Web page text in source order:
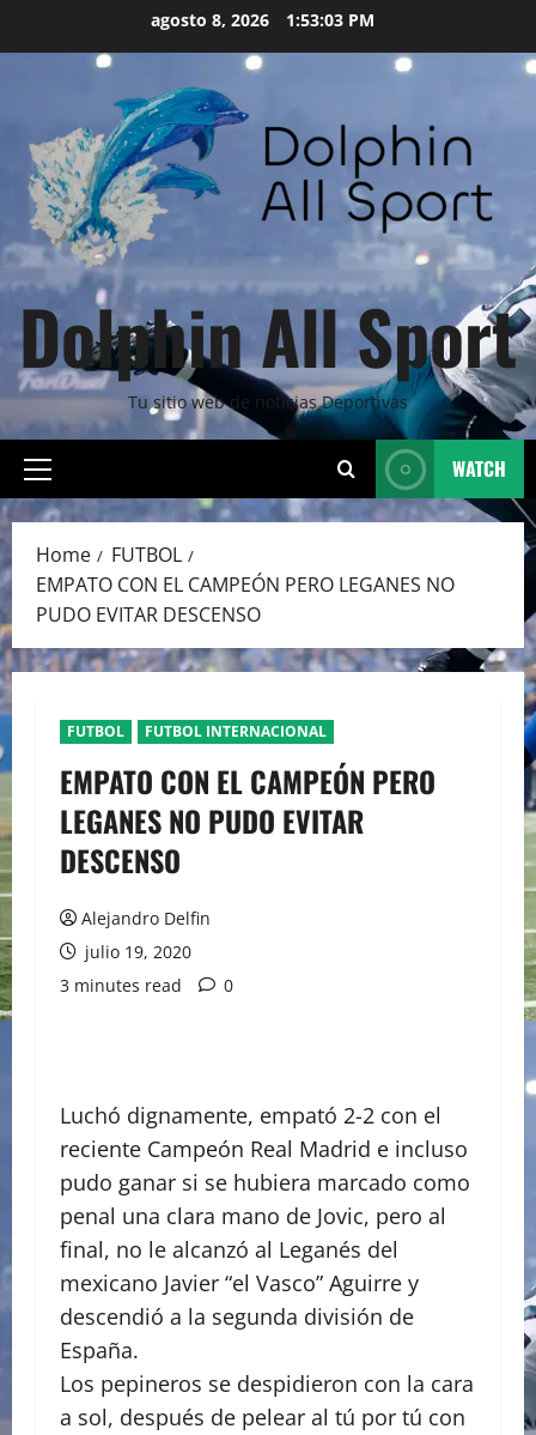
agosto 8, 2026 1:53:05 PM
Dolphin All Sport
Tu sitio web de noticias Deportivas
Primary
Menu
WATCH
Home
FUTBOL
EMPATO CON EL CAMPEÓN PERO LEGANES NO
PUDO EVITAR DESCENSO
FUTBOL FUTBOL INTERNACIONAL
EMPATO CON EL CAMPEÓN PERO
LEGANES NO PUDO EVITAR
DESCENSO
Alejandro Delfin
julio 19, 2020
3 minutes read
0
Luchó dignamente, empató 2-2 con el
reciente Campeón Real Madrid e incluso
pudo ganar si se hubiera marcado como
penal una clara mano de Jovic, pero al
final, no le alcanzó al Leganés del
mexicano Javier “el Vasco” Aguirre y
descendió a la segunda división de
España.
Los pepineros se despidieron con la cara
a sol, después de pelear al tú por tú con